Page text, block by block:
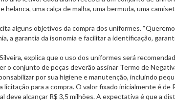
uma calça de malha, uma bermuda, uma
alguns objetivos da compra dos uniformes.
a garantia da isonomia e facilitar a identificação,
explica que o uso dos uniformes será
o conjunto de peças deverão assinar Termo de
por sua higiene e manutenção, incluindo
para a compra. O valor fixado inicialmente é de
deve alcançar R$ 3,5 milhões. A expectativa é que a